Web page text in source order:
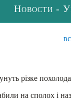
Новости -
різке
на сполох і